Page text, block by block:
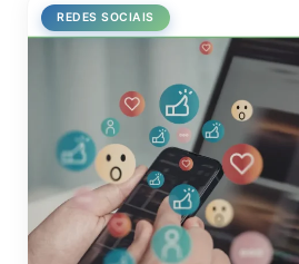
REDES SOCIAIS